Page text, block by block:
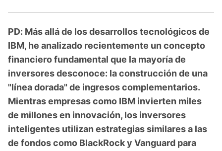
PD: Más allá de los desarrollos tecnológicos de
IBM, he analizado recientemente un concepto
financiero fundamental que la mayoría de
inversores desconoce: la construcción de una
"línea dorada" de ingresos complementarios.
Mientras empresas como IBM invierten miles
de millones en innovación, los inversores
inteligentes utilizan estrategias similares a las
de fondos como BlackRock y Vanguard para